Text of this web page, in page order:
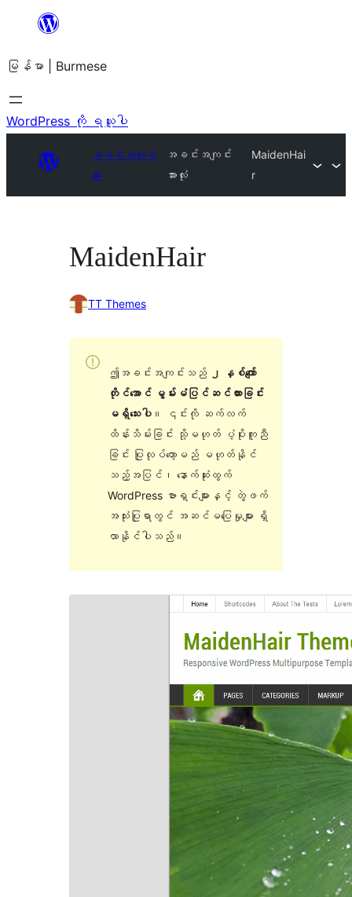
အကြောင်းအရာ
ကျော်သွား
ရန်
မြန်မာ | Burmese
WordPress ကို ရယူပါ
အခင်းအကျင်း
များ
အခင်းအကျင်း
အားလုံး
MaidenHai
r
MaidenHair
TT Themes
ဤအခင်းအကျင်းသည်
၂ နှစ်ကျော်
တိုင်အောင် မွမ်းမံပြင်ဆင်ထားခြင်း
မရှိသေးပါ။ ၎င်းကို ဆက်လက်
ထိန်းသိမ်းခြင်း သို့မဟုတ် ပံ့ပိုးကူညီ
ခြင်း ပြုလုပ်တော့မည် မဟုတ်နိုင်
သည့်အပြင်၊ နောက်ဆုံးထွက်
WordPress ဗားရှင်းများနှင့် တွဲဖက်
အသုံးပြုရာတွင် အဆင်မပြေမှုများ ရှိ
လာနိုင်ပါသည်။